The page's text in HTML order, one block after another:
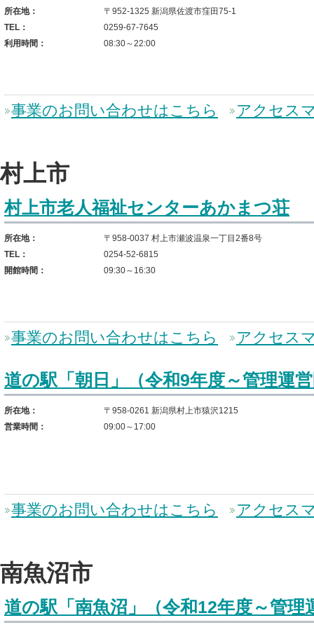
所在地：
〒952-1325 新潟県佐渡市窪田75-1
TEL：
0259-67-7645
利用時間：
08:30～22:00
事業のお問い合わせはこちら アクセス
村上市
村上市老人福祉センターあかまつ荘
所在地：
〒958-0037 村上市瀬波温泉一丁目2番8号
TEL：
0254‐52‐6815
開館時間：
09:30～16:30
事業のお問い合わせはこちら アクセス
道の駅「朝日」（令和9年度～管理運
所在地：
〒958-0261 新潟県村上市猿沢1215
営業時間：
09:00～17:00
事業のお問い合わせはこちら アクセス
南魚沼市
道の駅「南魚沼」（令和12年度～管理